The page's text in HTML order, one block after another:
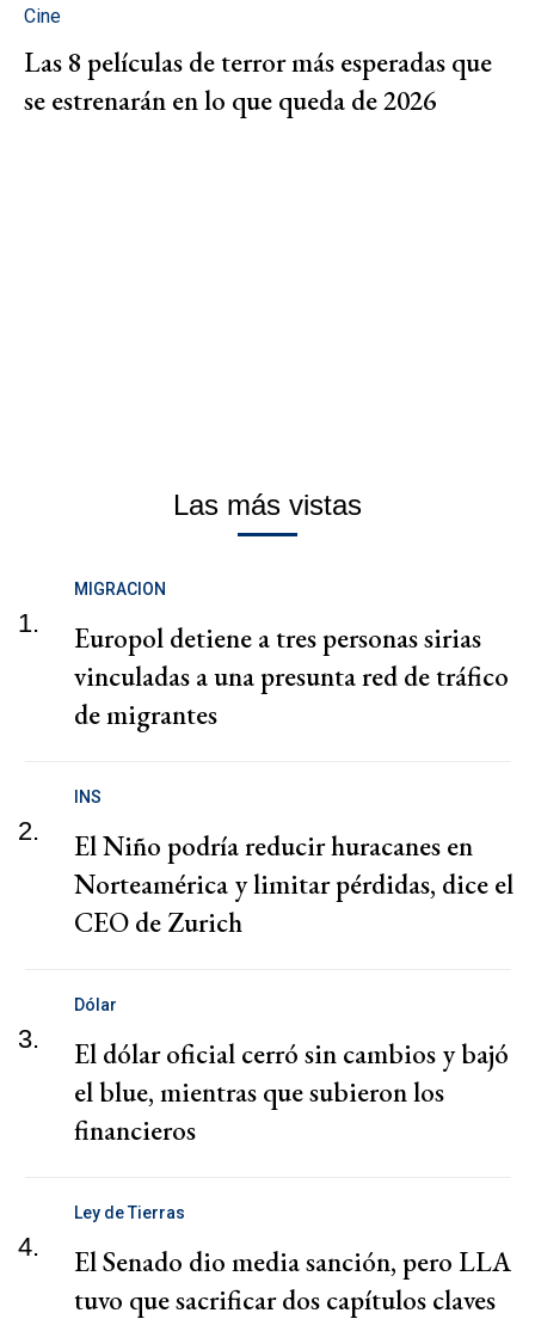
Cine
Las 8 películas de terror más esperadas que
se estrenarán en lo que queda de 2026
Las más vistas
1.
MIGRACION
Europol detiene a tres personas sirias
vinculadas a una presunta red de tráfico
de migrantes
2.
INS
El Niño podría reducir huracanes en
Norteamérica y limitar pérdidas, dice el
CEO de Zurich
3.
Dólar
El dólar oficial cerró sin cambios y bajó
el blue, mientras que subieron los
financieros
4.
Ley de Tierras
El Senado dio media sanción, pero LLA
tuvo que sacrificar dos capítulos claves